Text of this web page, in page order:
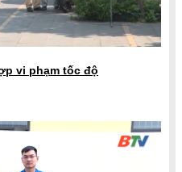
vi phạm tốc độ